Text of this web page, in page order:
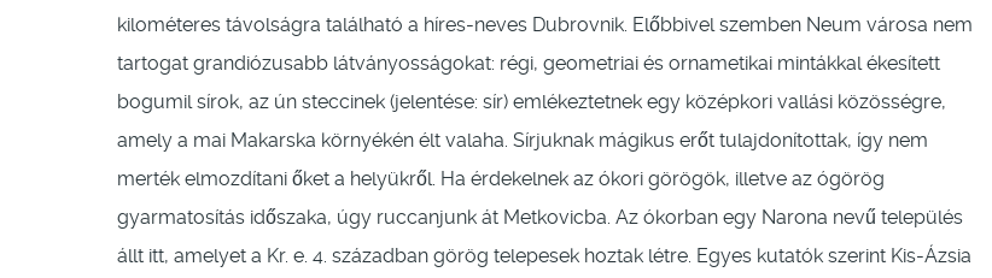
kilométeres távolságra található a híres-neves Dubrovnik. Előbbivel szemben Neum városa nem
tartogat grandiózusabb látványosságokat: régi, geometriai és ornametikai mintákkal ékesített
bogumil sírok, az ún steccinek (jelentése: sír) emlékeztetnek egy középkori vallási közösségre,
amely a mai Makarska környékén élt valaha. Sírjuknak mágikus erőt tulajdonítottak, így nem
merték elmozdítani őket a helyükről. Ha érdekelnek az ókori görögök, illetve az ógörög
gyarmatosítás időszaka, úgy ruccanjunk át Metkovicba. Az ókorban egy Narona nevű település
állt itt, amelyet a Kr. e. 4. században görög telepesek hoztak létre. Egyes kutatók szerint Kis-Ázsia